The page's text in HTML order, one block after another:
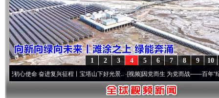
10
9
8
7
6
5
4
3
2
1
命 奋进复兴征程丨宝塔山下好光景..·[视频]因党而生 为党而战——百年“纪”事⑧加强